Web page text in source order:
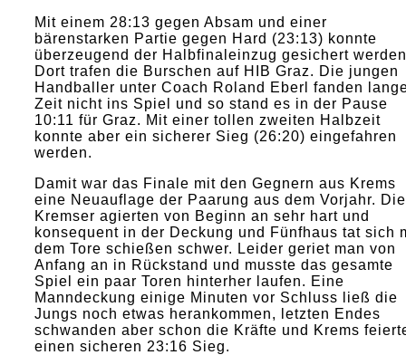
Mit einem 28:13 gegen Absam und einer
bärenstarken Partie gegen Hard (23:13) konnte
überzeugend der Halbfinaleinzug gesichert
Dort trafen die Burschen auf HIB Graz. Die jungen
Handballer unter Coach Roland Eberl fanden
Zeit nicht ins Spiel und so stand es in der Pause
10:11 für Graz. Mit einer tollen zweiten Halbzeit
konnte aber ein sicherer Sieg (26:20) eingefahren
werden.
Damit war das Finale mit den Gegnern aus Krems
eine Neuauflage der Paarung aus dem Vorjahr. Die
Kremser agierten von Beginn an sehr hart und
konsequent in der Deckung und Fünfhaus tat sich
dem Tore schießen schwer. Leider geriet man von
Anfang an in Rückstand und musste das gesamte
Spiel ein paar Toren hinterher laufen. Eine
Manndeckung einige Minuten vor Schluss ließ die
Jungs noch etwas herankommen, letzten Endes
schwanden aber schon die Kräfte und Krems
einen sicheren 23:16 Sieg.